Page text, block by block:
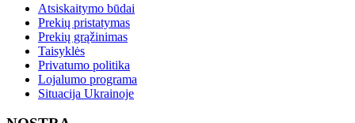
Atsiskaitymo būdai
Prekių pristatymas
Prekių grąžinimas
Taisyklės
Privatumo politika
Lojalumo programa
Situacija Ukrainoje